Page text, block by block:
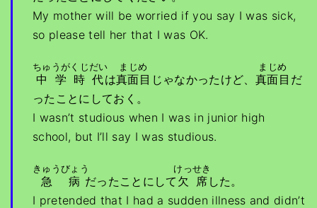
My mother will be worried if you say I was sick,
so please tell her that I was OK.
中学時代
ちゅうがくじだい
は真面目
まじめ
じゃなかったけど、 真面目
まじめ
だ
ったことにしておく。
I wasn’t studious when I was in junior high
school, but I’ll say I was studious.
急病
きゅうびょう
だったことにして 欠席
けっせき
した。
I pretended that I had a sudden illness and didn’t